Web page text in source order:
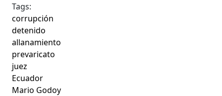
Tags:
corrupción
detenido
allanamiento
prevaricato
juez
Ecuador
Mario Godoy